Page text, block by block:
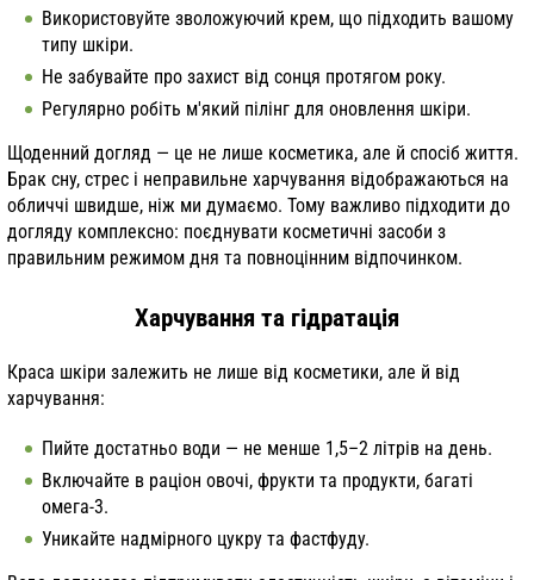
Використовуйте зволожуючий крем, що підходить вашому
типу шкіри.
Не забувайте про захист від сонця протягом року.
Регулярно робіть м'який пілінг для оновлення шкіри.
Щоденний догляд — це не лише косметика, але й спосіб життя.
Брак сну, стрес і неправильне харчування відображаються на
обличчі швидше, ніж ми думаємо. Тому важливо підходити до
догляду комплексно: поєднувати косметичні засоби з
правильним режимом дня та повноцінним відпочинком.
Харчування та гідратація
Краса шкіри залежить не лише від косметики, але й від
харчування:
Пийте достатньо води — не менше 1,5–2 літрів на день.
Включайте в раціон овочі, фрукти та продукти, багаті
омега-3.
Уникайте надмірного цукру та фастфуду.